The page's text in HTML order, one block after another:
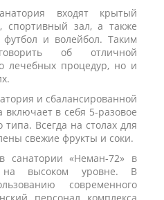
входят крытый
спортивный зал, а также
и волейбол. Таким
об отличной
лечебных процедур, но и
и сбалансированной
в себя 5-разовое
Всегда на столах для
свежие фрукты и соки.
санатории «Неман-72» в
на высоком уровне. В
современного